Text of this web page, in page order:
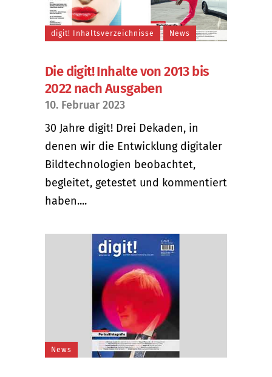
digit! Inhaltsverzeichnisse News
Die digit! Inhalte von 2013 bis
2022 nach Ausgaben
10. Februar 2023
30 Jahre digit! Drei Dekaden, in
denen wir die Entwicklung digitaler
Bildtechnologien beobachtet,
begleitet, getestet und kommentiert
haben....
News